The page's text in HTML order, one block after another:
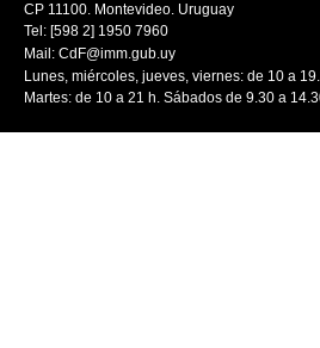
CP 11100. Montevideo. Uruguay
Tel: [598 2] 1950 7960
Mail: CdF@imm.gub.uy
Lunes, miércoles, jueves, viernes: de 10 a
Martes: de 10 a 21 h. Sábados de 9.30 a